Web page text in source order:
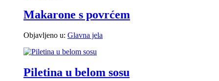
Makarone s povrćem
Objavljeno u: Glavna jela
Piletina u belom sosu